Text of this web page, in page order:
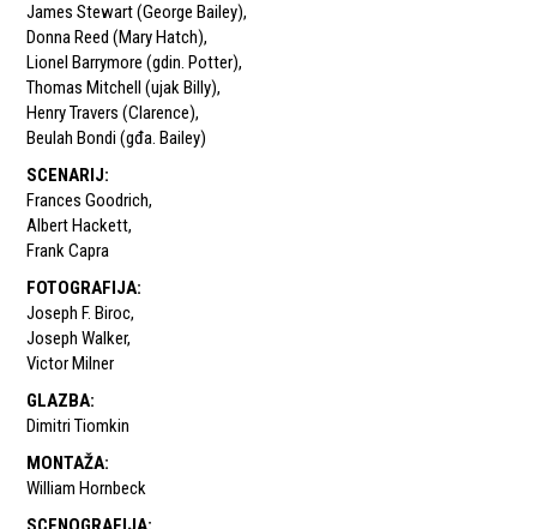
James Stewart (George Bailey),
Donna Reed (Mary Hatch),
Lionel Barrymore (gdin. Potter),
Thomas Mitchell (ujak Billy),
Henry Travers (Clarence),
Beulah Bondi (gđa. Bailey)
SCENARIJ:
Frances Goodrich,
Albert Hackett,
Frank Capra
FOTOGRAFIJA:
Joseph F. Biroc,
Joseph Walker,
Victor Milner
GLAZBA:
Dimitri Tiomkin
MONTAŽA:
William Hornbeck